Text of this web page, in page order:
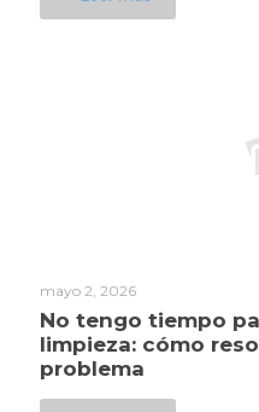
mayo 2, 2026
No tengo tiempo
limpieza: cómo
problema